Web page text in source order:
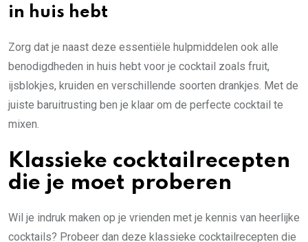
in huis hebt
Zorg dat je naast deze essentiële hulpmiddelen ook alle
benodigdheden in huis hebt voor je cocktail zoals fruit,
ijsblokjes, kruiden en verschillende soorten drankjes. Met de
juiste baruitrusting ben je klaar om de perfecte cocktail te
mixen.
Klassieke cocktailrecepten
die je moet proberen
Wil je indruk maken op je vrienden met je kennis van heerlijke
cocktails? Probeer dan deze klassieke cocktailrecepten die